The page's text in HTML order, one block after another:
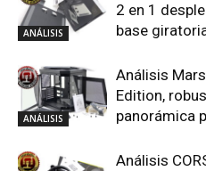
ANÁLISIS
2 en 1
base
ANÁLISIS
Análisis
Edition,
panorámica
Análisis